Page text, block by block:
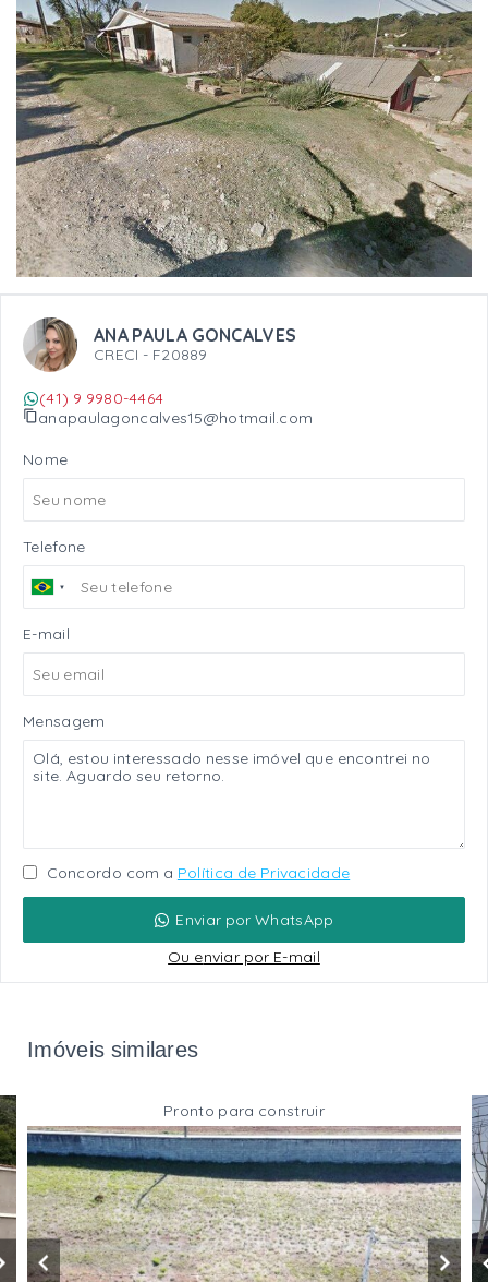
ANA PAULA GONCALVES
CRECI - F20889
(41) 9 9980-4464
anapaulagoncalves15@hotmail.com
Nome
Telefone
E-mail
Mensagem
Concordo com a Política de Privacidade
Enviar por WhatsApp
Ou enviar por E-mail
Imóveis similares
Pronto para construir